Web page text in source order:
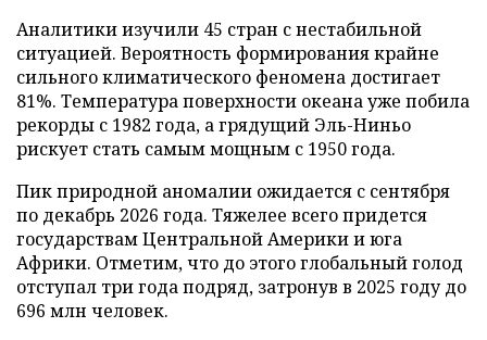
Аналитики изучили 45 стран с нестабильной
ситуацией. Вероятность формирования крайне
сильного климатического феномена достигает
81%. Температура поверхности океана уже побила
рекорды с 1982 года, а грядущий Эль-Ниньо
рискует стать самым мощным с 1950 года.
Пик природной аномалии ожидается с сентября
по декабрь 2026 года. Тяжелее всего придется
государствам Центральной Америки и юга
Африки. Отметим, что до этого глобальный голод
отступал три года подряд, затронув в 2025 году до
696 млн человек.